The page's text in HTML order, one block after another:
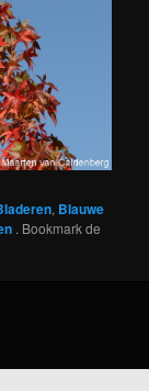
, Blauwe
. Bookmark de